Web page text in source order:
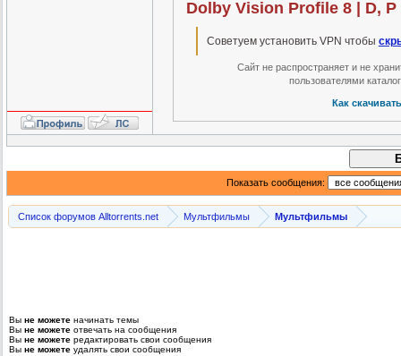
Dolby Vision Profile 8 | D, P
Советуем установить VPN чтобы
Сайт не распространяет и не
пользователями
Как
Показать сообщения:
Список форумов Alltorrents.net Мультфильмы Мультфильмы
Вы не можете начинать темы
Вы не можете отвечать на сообщения
Вы не можете редактировать свои сообщения
Вы не можете удалять свои сообщения